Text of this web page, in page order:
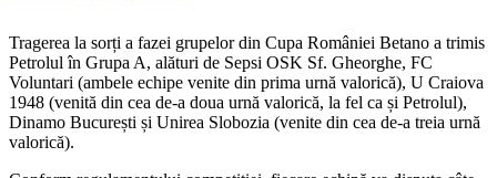
Tragerea la sorți a fazei grupelor din Cupa României Betano a trimis
Petrolul în Grupa A, alături de Sepsi OSK Sf. Gheorghe, FC
Voluntari (ambele echipe venite din prima urnă valorică), U Craiova
1948 (venită din cea de-a doua urnă valorică, la fel ca și Petrolul),
Dinamo București și Unirea Slobozia (venite din cea de-a treia urnă
valorică).